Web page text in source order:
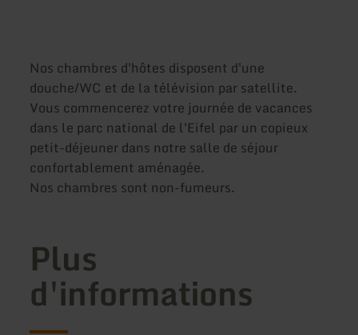
Nos chambres d'hôtes disposent d'une
douche/WC et de la télévision par satellite.
Vous commencerez votre journée de vacances
dans le parc national de l'Eifel par un copieux
petit-déjeuner dans notre salle de séjour
confortablement aménagée.
Nos chambres sont non-fumeurs.
Plus
d'informations